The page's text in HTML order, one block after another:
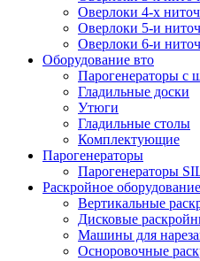
Оверлоки 4-х
Оверлоки 5-и
Оверлоки 6-и
Оборудование вто
Парогенераторы с
Гладильные доски
Утюги
Гладильные столы
Комплектующие
Парогенераторы
Парогенераторы
Раскройное оборудование
Вертикальные
Дисковые
Машины для
Осноровочные